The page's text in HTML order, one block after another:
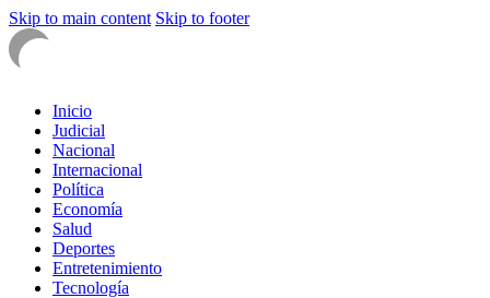
Skip to main content Skip to footer
Inicio
Judicial
Nacional
Internacional
Política
Economía
Salud
Deportes
Entretenimiento
Tecnología